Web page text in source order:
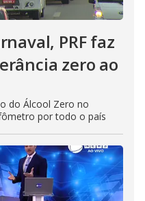
PRF faz
zero ao
do Álcool Zero no
por todo o país